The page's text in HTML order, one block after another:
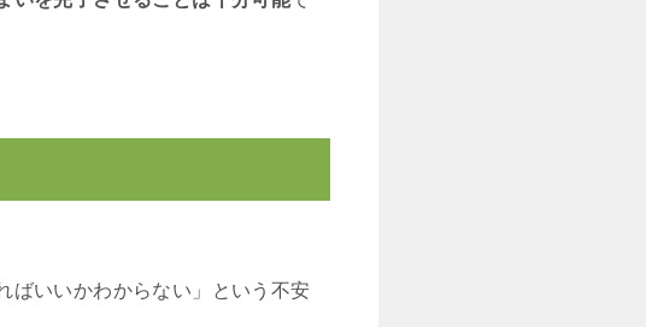
ばいいかわからない」という不安